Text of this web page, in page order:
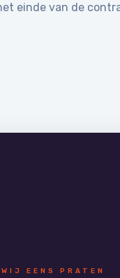
einde van de
EENS PRATEN